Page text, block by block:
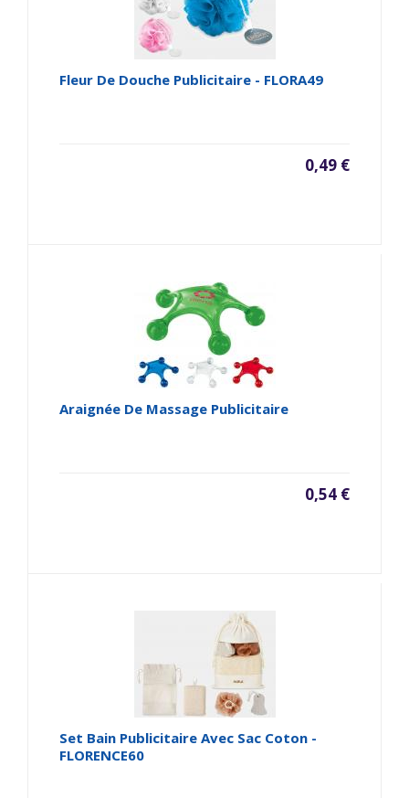
Fleur De Douche Publicitaire - FLORA49
0,49 €
Araignée De Massage Publicitaire
0,54 €
Set Bain Publicitaire Avec Sac Coton -
FLORENCE60